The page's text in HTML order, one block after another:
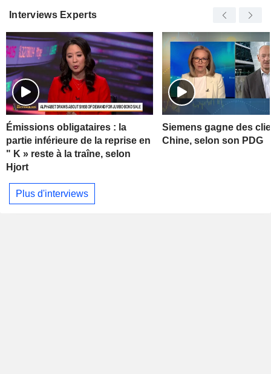
Interviews Experts
Émissions obligataires : la
partie inférieure de la reprise en
" K » reste à la traîne, selon
Hjort
Siemens gagne des
Chine, selon son PDG
Plus d'interviews